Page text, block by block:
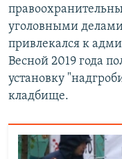
уголовными
привлекался к
Весной 2019 года
установку
кладбище.